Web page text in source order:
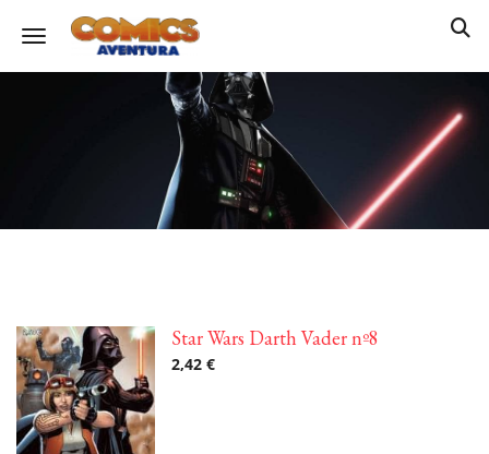
Toggle navigation
Star Wars Darth Vader nº8
2,42 €